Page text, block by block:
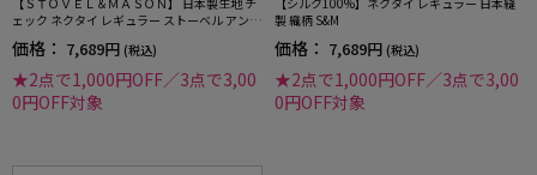
ェック ネクタイ レギュラー ストーベル アンド
メイソン 春夏
価格： 7,689円 (税込)
★2点で1,000円OFF／3点で3,00
0円OFF対象
製 織柄 S&M
価格： 7,689円 (税込)
★2点で1,000円OFF／3点で3,00
0円OFF対象